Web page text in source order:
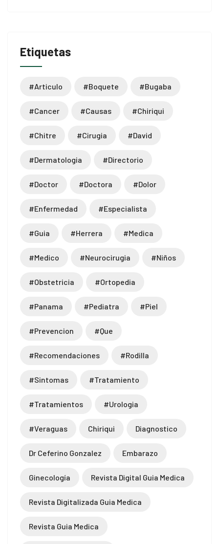
Etiquetas
#articulo #boquete #bugaba
#cancer #causas #chiriqui
#chitre #cirugia #david
#dermatologia #directorio
#doctor #doctora #dolor
#enfermedad #especialista
#guia #herrera #medica
#medico #neurocirugia #niños
#obstetricia #ortopedia
#panama #pediatra #piel
#prevencion #que
#recomendaciones #rodilla
#sintomas #tratamiento
#tratamientos #urologia
#veraguas Chiriqui Diagnostico
Dr Ceferino Gonzalez Embarazo
Ginecología Revista Digital Guia Medica
Revista Digitalizada Guia Medica
Revista Guia Medica